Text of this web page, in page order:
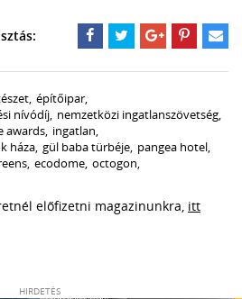
, építőipar,
nívódíj, nemzetközi ingatlanszövetség,
awards, ingatlan,
háza, gül baba türbéje, pangea hotel,
, ecodome, octogon,
előfizetni magazinunkra, itt
HIRDETÉS